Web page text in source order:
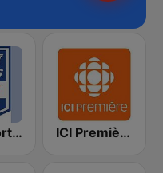
BPM Sports 91.9 FM ICI Première Montréal